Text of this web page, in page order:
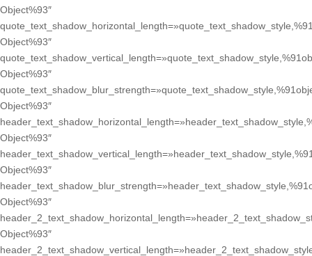
Object%93″
Object%93″
Object%93″
Object%93″
Object%93″
Object%93″
Object%93″
Object%93″